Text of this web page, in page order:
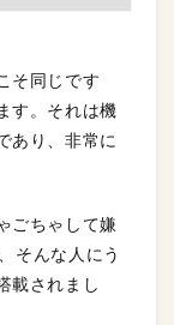
そ同じです
す。それは機
あり、非常に
ごちゃして嫌
そんな人にう
載されまし